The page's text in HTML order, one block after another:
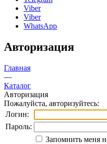
Viber
Viber
WhatsApp
Авторизация
Главная
—
Каталог
Авторизация
Пожалуйста, авторизуйтесь:
Логин:
Пароль:
Запомнить меня